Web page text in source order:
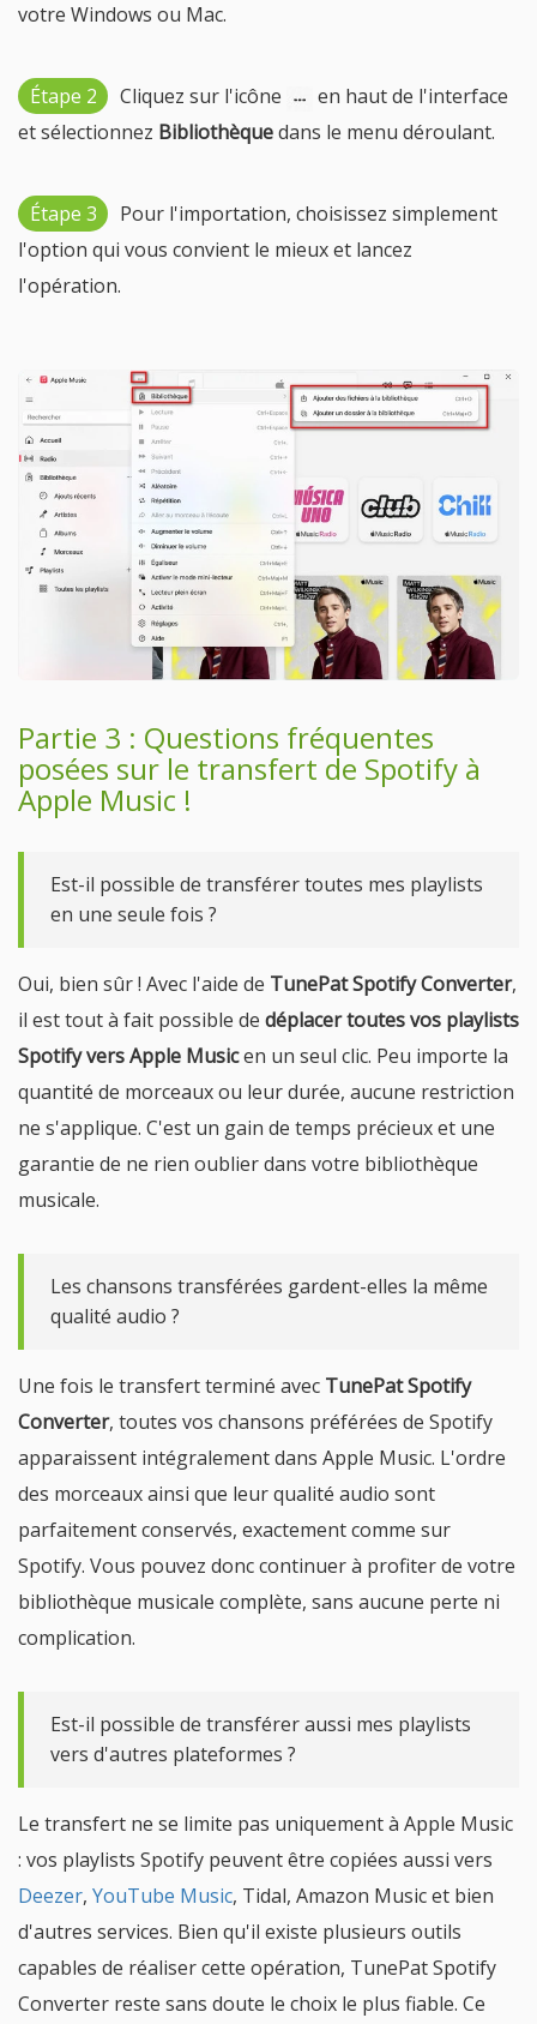
votre Windows ou Mac.
Étape 2 Cliquez sur l'icône
en haut de l'interface
et sélectionnez Bibliothèquedans le menu déroulant.
Étape 3
Pour l'importation, choisissez simplement
l'option qui vous convient le mieux et lancez
l'opération.
Partie 3 : Questions fréquentes
posées sur le transfert de Spotify à
Apple Music !
Est-il possible de transférer toutes mes playlists
en une seule fois ?
Oui, bien sûr ! Avec l'aide de TunePat Spotify Converter,
il est tout à fait possible de déplacer toutes vos playlists
Spotify vers Apple Musicen un seul clic. Peu importe la
quantité de morceaux ou leur durée, aucune restriction
ne s'applique. C'est un gain de temps précieux et une
garantie de ne rien oublier dans votre bibliothèque
musicale.
Les chansons transférées gardent-elles la même
qualité audio ?
Une fois le transfert terminé avec TunePat Spotify
Converter, toutes vos chansons préférées de Spotify
apparaissent intégralement dans Apple Music. L'ordre
des morceaux ainsi que leur qualité audio sont
parfaitement conservés, exactement comme sur
Spotify. Vous pouvez donc continuer à profiter de votre
bibliothèque musicale complète, sans aucune perte ni
complication.
Est-il possible de transférer aussi mes playlists
vers d'autres plateformes ?
Le transfert ne se limite pas uniquement à Apple Music
: vos playlists Spotify peuvent être copiées aussi vers
Deezer, YouTube Music, Tidal, Amazon Music et bien
d'autres services. Bien qu'il existe plusieurs outils
capables de réaliser cette opération, TunePat Spotify
Converter reste sans doute le choix le plus fiable. Ce